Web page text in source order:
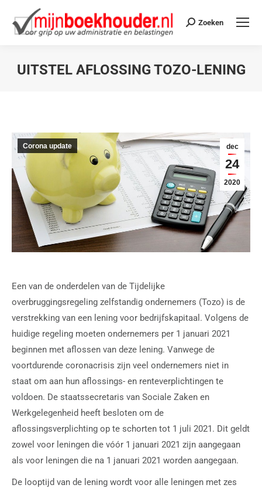
Zoeken
UITSTEL AFLOSSING TOZO-LENING
dec
24
2020
Corona update
Een van de onderdelen van de Tijdelijke
overbruggingsregeling zelfstandig ondernemers (Tozo) is de
verstrekking van een lening voor bedrijfskapitaal. Volgens de
huidige regeling moeten ondernemers per 1 januari 2021
beginnen met aflossen van deze lening. Vanwege de
voortdurende coronacrisis zijn veel ondernemers niet in
staat om aan hun aflossings- en renteverplichtingen te
voldoen. De staatssecretaris van Sociale Zaken en
Werkgelegenheid heeft besloten om de
aflossingsverplichting op te schorten tot 1 juli 2021. Dit geldt
zowel voor leningen die vóór 1 januari 2021 zijn aangegaan
als voor leningen die na 1 januari 2021 worden aangegaan.
De looptijd van de lening wordt voor alle leningen met zes